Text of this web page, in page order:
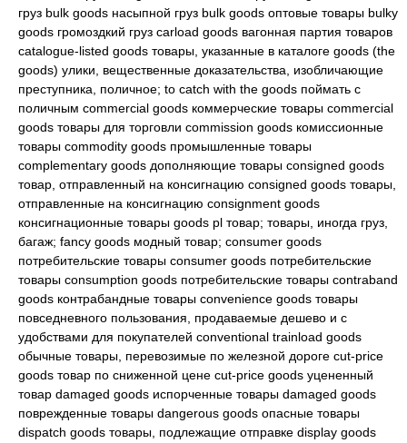
груз bulk goods насыпной груз bulk goods оптовые товары bulky
goods громоздкий груз carload goods вагонная партия товаров
catalogue-listed goods товары, указанные в каталоге goods (the
goods) улики, вещественные доказательства, изобличающие
преступника, поличное; to catch with the goods поймать с
поличным commercial goods коммерческие товары commercial
goods товары для торговли commission goods комиссионные
товары commodity goods промышленные товары
complementary goods дополняющие товары consigned goods
товар, отправленный на консигнацию consigned goods товары,
отправленные на консигнацию consignment goods
консигнационные товары goods pl товар; товары, иногда груз,
багаж; fancy goods модный товар; consumer goods
потребительские товары consumer goods потребительские
товары consumption goods потребительские товары contraband
goods контрабандные товары convenience goods товары
повседневного пользования, продаваемые дешево и с
удобствами для покупателей conventional trainload goods
обычные товары, перевозимые по железной дороге cut-price
goods товар по сниженной цене cut-price goods уцененный
товар damaged goods испорченные товары damaged goods
поврежденные товары dangerous goods опасные товары
dispatch goods товары, подлежащие отправке display goods